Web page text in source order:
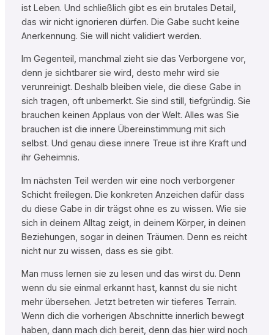
ist Leben. Und schließlich gibt es ein brutales Detail,
das wir nicht ignorieren dürfen. Die Gabe sucht keine
Anerkennung. Sie will nicht validiert werden.
Im Gegenteil, manchmal zieht sie das Verborgene vor,
denn je sichtbarer sie wird, desto mehr wird sie
verunreinigt. Deshalb bleiben viele, die diese Gabe in
sich tragen, oft unbemerkt. Sie sind still, tiefgründig. Sie
brauchen keinen Applaus von der Welt. Alles was Sie
brauchen ist die innere Übereinstimmung mit sich
selbst. Und genau diese innere Treue ist ihre Kraft und
ihr Geheimnis.
Im nächsten Teil werden wir eine noch verborgener
Schicht freilegen. Die konkreten Anzeichen dafür dass
du diese Gabe in dir trägst ohne es zu wissen. Wie sie
sich in deinem Alltag zeigt, in deinem Körper, in deinen
Beziehungen, sogar in deinen Träumen. Denn es reicht
nicht nur zu wissen, dass es sie gibt.
Man muss lernen sie zu lesen und das wirst du. Denn
wenn du sie einmal erkannt hast, kannst du sie nicht
mehr übersehen. Jetzt betreten wir tieferes Terrain.
Wenn dich die vorherigen Abschnitte innerlich bewegt
haben, dann mach dich bereit, denn das hier wird noch